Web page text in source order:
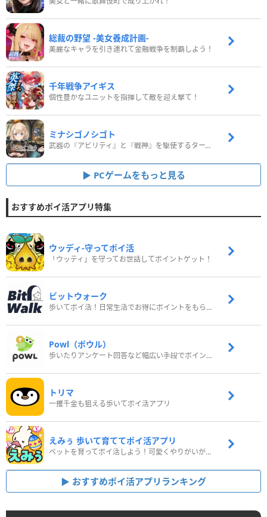
総裁の野望 -美女養成計画-
美麗なキャラを引き連れて金融戦争を制覇しよう！
千年戦争アイギス
個性豊かなユニットを指揮して敵を迎え撃て！
ミナシゴノシゴト
武器の『アビリティ』と『戦神』を駆使するターン制コマンドバトルRPG！
PCゲームをもっと見る
おすすめポイ活アプリ特集
ウッディ‐守ってポイ活
「ウッディ」を守ってお世話してポイントゲット！
ビットウォーク
歩いてポイ活！日常生活でお得にポイントをもらおう
Powl（ポウル）
歩いたりアンケート回答など幅広い手段でポイントをゲット
トリマ
一攫千金も狙える歩いてポイ活アプリ
えみぅ 歩いて育ててポイ活アプリ
ペットを育ってポイ活しよう！可愛くやりがいがある新感覚アプリ
おすすめポイ活アプリランキング